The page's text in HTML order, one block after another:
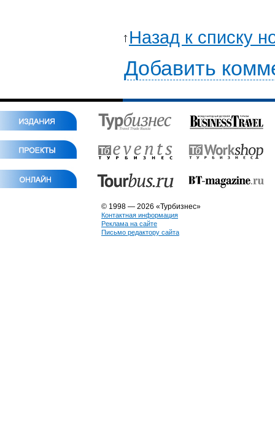
Назад к списку
Добавить
© 1998 — 2026 «Турбизнес»
Контактная информация
Реклама на сайте
Письмо редактору сайта